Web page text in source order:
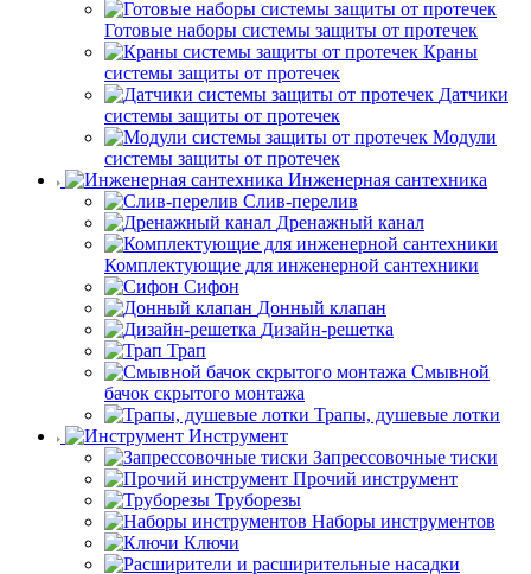
Готовые наборы системы защиты от протечек
Краны
системы защиты от протечек
Датчики
системы защиты от протечек
Модули
системы защиты от протечек
Инженерная сантехника
Слив-перелив
Дренажный канал
Комплектующие для инженерной сантехники
Сифон
Донный клапан
Дизайн-решетка
Трап
Смывной
бачок скрытого монтажа
Трапы, душевые лотки
Инструмент
Запрессовочные тиски
Прочий инструмент
Труборезы
Наборы инструментов
Ключи